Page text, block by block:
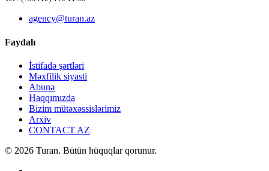
agency@turan.az
Faydalı
İstifadə şərtləri
Məxfilik siyasti
Abunə
Haqqımızda
Bizim mütəxəssislərimiz
Arxiv
CONTACT AZ
© 2026 Turan. Bütün hüquqlar qorunur.